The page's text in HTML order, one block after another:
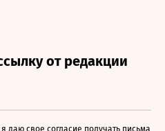
даю свое согласие получать письма